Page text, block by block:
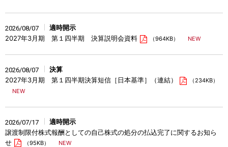
2026/08/07
適時開示
2027年3月期 第１四半期 決算説明会資料
（964KB）
2026/08/07
決算
2027年3月期 第１四半期決算短信［日本基準］（連結）
（234KB）
2026/07/17
適時開示
譲渡制限付株式報酬としての自己株式の処分の払込完了に関するお知ら
せ
（95KB）